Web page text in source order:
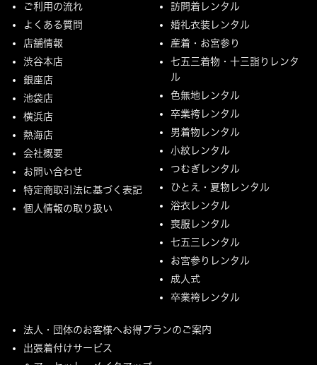
ご利用の流れ
よくある質問
店舗情報
渋谷本店
銀座店
池袋店
横浜店
熱海店
会社概要
お問い合わせ
特定商取引法に基づく表記
個人情報の取り扱い
訪問着レンタル
婚礼衣装レンタル
産着・お宮参り
七五三着物・十三詣りレンタ
ル
色無地レンタル
卒業袴レンタル
男着物レンタル
小紋レンタル
つむぎレンタル
ひとえ・夏物レンタル
浴衣レンタル
喪服レンタル
七五三レンタル
お宮参りレンタル
成人式
卒業袴レンタル
法人・団体のお客様へお得プランのご案内
出張着付けサービス